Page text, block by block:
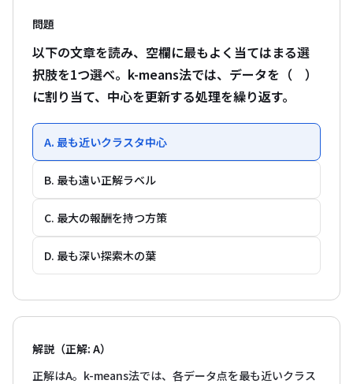
問題
以下の文章を読み、空欄に最もよく当てはまる選
択肢を1つ選べ。k-means法では、データを（ ）
に割り当て、中心を更新する処理を繰り返す。
A. 最も近いクラスタ中心
B. 最も遠い正解ラベル
C. 最大の報酬を持つ方策
D. 最も深い探索木の葉
解説（正解: A）
正解はA。k-means法では、各データ点を最も近いクラス